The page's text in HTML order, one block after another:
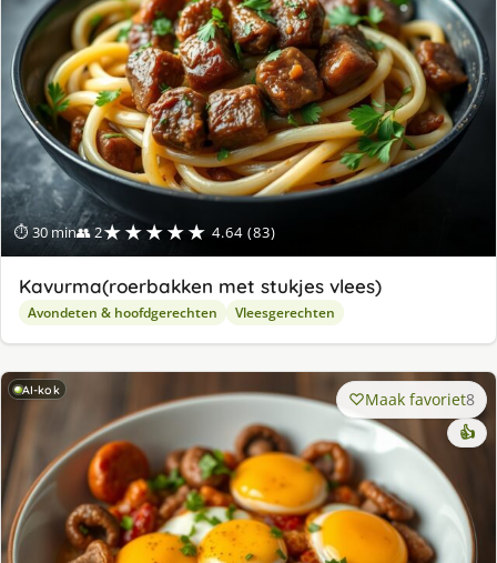
⏱ 30 min👥 2★★★★★ 4.64 (83)
Kavurma(roerbakken met stukjes vlees)
Avondeten & hoofdgerechten Vleesgerechten
AI-kok Maak favoriet8
👍